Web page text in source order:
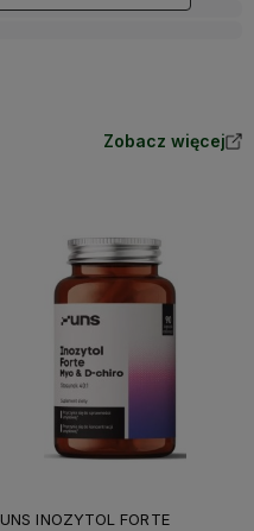
Zobacz więcej
UNS INOZYTOL FORTE